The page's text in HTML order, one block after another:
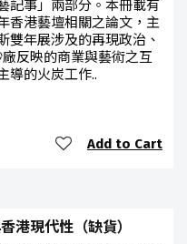
記事」兩部分。本冊載有
香港藝壇相關之論文，主
雙年展涉及的再現政治、
廠反映的商業與藝術之互
導的火炭工作..
Add to Cart
港現代性（缺貨）